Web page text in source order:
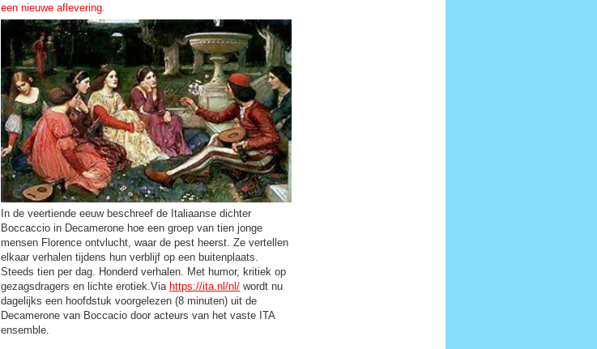
een nieuwe aflevering.
In de veertiende eeuw beschreef de Italiaanse dichter
Boccaccio in Decamerone hoe een groep van tien jonge
mensen Florence ontvlucht, waar de pest heerst. Ze vertellen
elkaar verhalen tijdens hun verblijf op een buitenplaats.
Steeds tien per dag. Honderd verhalen. Met humor, kritiek op
gezagsdragers en lichte erotiek.Via https://ita.nl/nl/ wordt nu
dagelijks een hoofdstuk voorgelezen (8 minuten) uit de
Decamerone van Boccacio door acteurs van het vaste ITA
ensemble.